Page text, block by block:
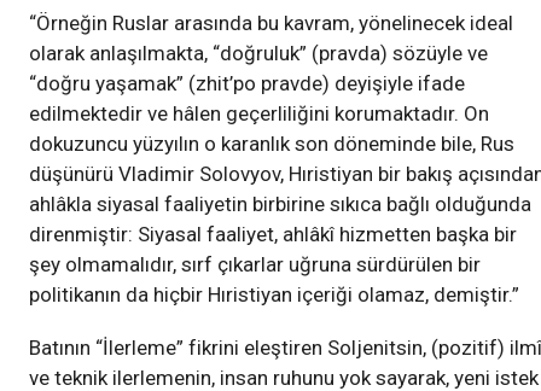
“Örneğin Ruslar arasında bu kavram, yönelinecek ideal
olarak anlaşılmakta, “doğruluk” (pravda) sözüyle ve
“doğru yaşamak” (zhit’po pravde) deyişiyle ifade
edilmektedir ve hâlen geçerliliğini korumaktadır. On
dokuzuncu yüzyılın o karanlık son döneminde bile, Rus
düşünürü Vladimir Solovyov, Hıristiyan bir bakış
ahlâkla siyasal faaliyetin birbirine sıkıca bağlı olduğunda
direnmiştir: Siyasal faaliyet, ahlâkî hizmetten başka bir
şey olmamalıdır, sırf çıkarlar uğruna sürdürülen bir
politikanın da hiçbir Hıristiyan içeriği olamaz, demiştir.”
Batının “İlerleme” fikrini eleştiren Soljenitsin, (pozitif) ilmî
ve teknik ilerlemenin, insan ruhunu yok sayarak, yeni istek